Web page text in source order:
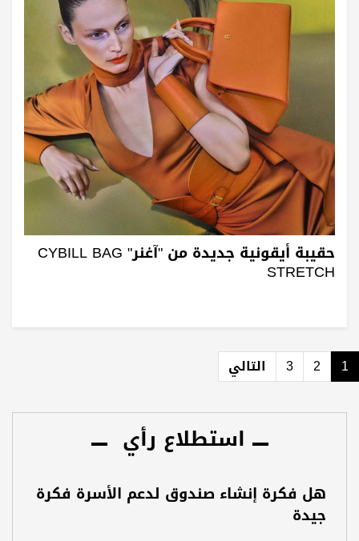
حقيبة أيقونية جديدة من "آغنر" CYBILL BAG
STRETCH
1
2
3 التالي
استطلاع رأي
هل فكرة إنشاء صندوق لدعم الأسرة فكرة
جيدة